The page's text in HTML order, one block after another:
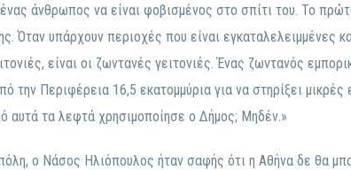
άνθρωπος να είναι φοβισμένος στο σπίτι του. Το
Όταν υπάρχουν περιοχές που είναι εγκαταλελειμμένες
είναι οι ζωντανές γειτονιές. Ένας ζωντανός
Περιφέρεια 16,5 εκατομμύρια για να στηρίξει μικρές
αυτά τα λεφτά χρησιμοποίησε ο Δήμος; Μηδέν.»
ο Νάσος Ηλιόπουλος ήταν σαφής ότι η Αθήνα δε θα